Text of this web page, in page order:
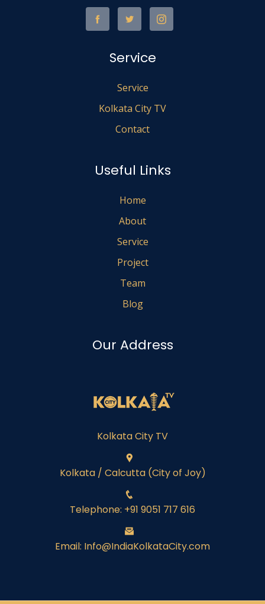
Service
Service
Kolkata City TV
Contact
Useful Links
Home
About
Service
Project
Team
Blog
Our Address
Kolkata City TV
Kolkata / Calcutta (City of Joy)
Telephone: +91 9051 717 616
Email: Info@IndiaKolkataCity.com